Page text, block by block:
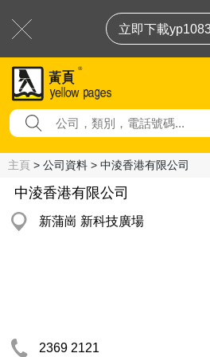
立即下載
主頁 > 公司資料 > 中淩香港有限公司
中淩香港有限公司
新蒲崗 新科技廣場
2369 2121